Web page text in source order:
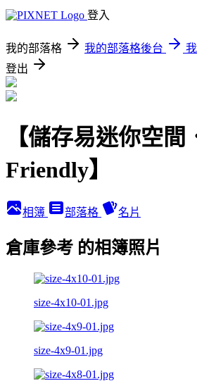
登入
我的部落格 我的部落格後台
登出
【儲存易迷你空間
Friendly】
相簿 部落格 名片
倉庫參考 的相簿照片
size-4x10-01.jpg
size-4x9-01.jpg